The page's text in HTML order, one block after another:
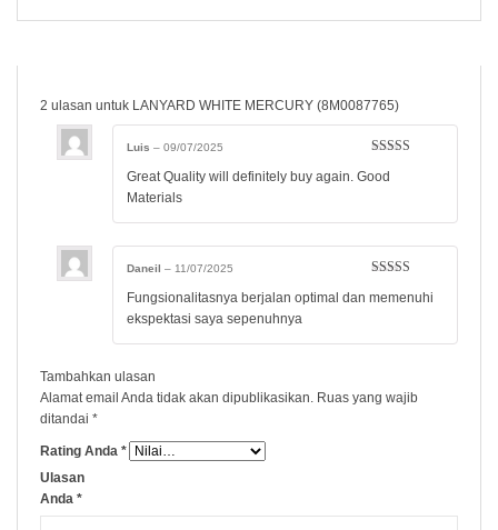
2 ulasan untuk LANYARD WHITE MERCURY (8M0087765)
5
Luis – 09/07/2025
Great Quality will definitely buy again. Good
Materials
5
Daneil – 11/07/2025
Fungsionalitasnya berjalan optimal dan memenuhi
ekspektasi saya sepenuhnya
Tambahkan ulasan
Alamat email Anda tidak akan dipublikasikan. Ruas yang wajib
ditandai *
Rating Anda *
Ulasan
Anda *